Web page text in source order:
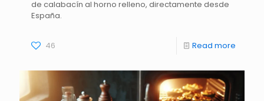
de calabacín al horno relleno, directamente desde
España.
46 Read more